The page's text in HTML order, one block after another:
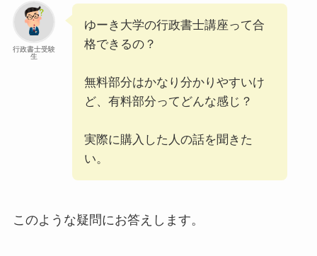
行政書士受験
生
ゆーき大学の行政書士講座って合
格できるの？
無料部分はかなり分かりやすいけ
ど、有料部分ってどんな感じ？
実際に購入した人の話を聞きた
い。
このような疑問にお答えします。